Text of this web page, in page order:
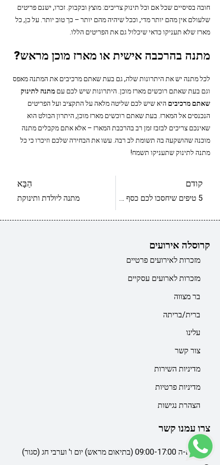
חובה בסיסיים שכל אם וכל תינוק צריכים: מוצץ ובקבוק. זכרו, ישנם פריטים
שלעולם אין מהם יותר מדי, וככל שיהיה מהם יותר – כך טוב יותר. על כן, כל
מארז שלא תעניקו כדאי שיכלול גם את הפריטים הללו.
מתנה בהרכבה אישית או מארז מוכן מראש?
לכל מתנה יש את היתרונות שלה, גם בעת שאתם מרכיבים את המתנה מאפס
וגם בעת שאתם רוכשים מארז מוכן. היתרונות שיש לכם עם מתנה לתינוק
שאתם מרכיבים היא שיש לכם שליטה מלאה על התקציב ועל הפריטים
הנכנסים אל המארז. בעת שאתם רוכשים מארז מוכן, היתרון הבולט הוא
שאינכם צריכים לבזבז זמן רב בהרכבת המארז – אלא אתם מקבלים מתנה
מוכנה שהושקעה בה תשומת לב רבה. עשו את הבחירה שלכם וזיכרו כי כל
מתנה לתינוק שתעניקו תשמח!
קודם
5 טיפים שיחסכו לכם כסף עם רכישת מתנות ליולדת
הַבָּא
מתנה ליולדת ותינוקת
קרוסלה אירועים
מזכרות לאירועים פרטיים
מזכרות לארועים עסקיים
בר מצווה
ברית/בריתה
עלינו
צור קשר
מדיניות השירות
מדיניות פרטיות
הצהרת נגישות
צרו עמנו קשר
ימי א-ה 09:00-17:00 (בתיאום מראש) יום ו' וערבי חג (סגור)